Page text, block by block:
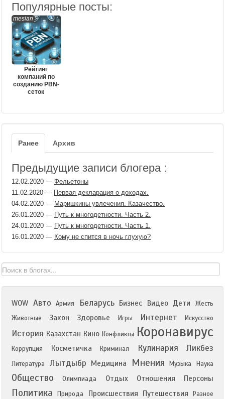
Популярные посты:
mesian
Рейтинг
компаний по
созданию PBN-
сеток
Ранее Архив
Предыдущие записи блогера :
12.02.2020 — Фельетоны
11.02.2020 — Первая декларация о доходах.
04.02.2020 — Маришкины увлечения. Казачество.
26.01.2020 — Путь к многодетности. Часть 2.
24.01.2020 — Путь к многодетности. Часть 1.
16.01.2020 — Кому не спится в ночь глухую?
WOW Авто Армия Беларусь Бизнес Видео Дети
Жесть
Животные
Закон Здоровье Игры Интернет Искусство
История Казахстан Кино Конфликты Коронавирус
Коррупция Косметичка Криминал Кулинария Ликбез
Литература Лытдыбр Медицина Мнения Музыка Наука
Общество Олимпиада Отдых Отношения Персоны
Политика Природа Происшествия Путешествия Разное